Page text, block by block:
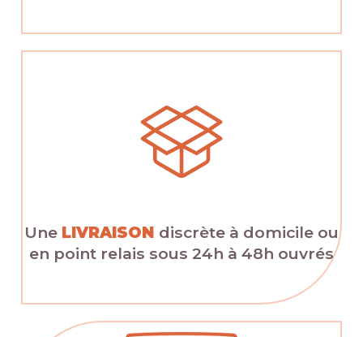
Une LIVRAISON discrète à domicile ou
en point relais sous 24h à 48h ouvrés